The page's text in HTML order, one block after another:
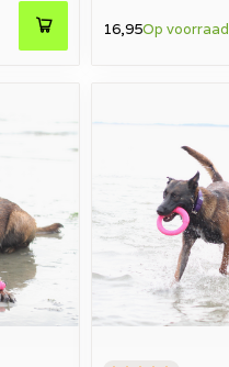
16,95Op voorraad